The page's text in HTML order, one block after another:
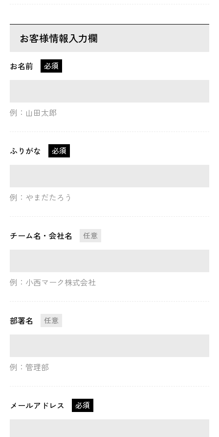
お客様情報入力欄
お名前 必須
例：山田太郎
ふりがな 必須
例：やまだたろう
チーム名・会社名 任意
例：小西マーク株式会社
部署名 任意
例：管理部
メールアドレス 必須